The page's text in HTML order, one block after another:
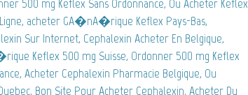
500 mg Keflex Sans Ordonnance, Ou Acheter Keflex
acheter GA�nA�rique Keflex Pays-Bas,
Sur Internet, Cephalexin Acheter En Belgique,
Keflex 500 mg Suisse, Ordonner 500 mg Keflex
Acheter Cephalexin Pharmacie Belgique, Ou
Bon Site Pour Acheter Cephalexin, Acheter Du